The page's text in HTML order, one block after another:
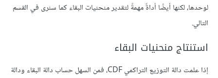
لوحدها، لكنها أيضًا أداةً مهمةً لتقدير منحنيات البقاء كما سنرى في القسم
التالي.
استنتاج منحنيات البقاء
إذا علمت دالة التوزيع التراكمي CDF، فمن السهل حساب دالة البقاء ودالة